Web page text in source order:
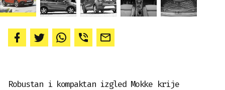
Robustan i kompaktan izgled Mokke krije